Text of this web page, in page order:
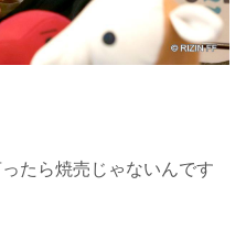
たら焼売じゃないんです